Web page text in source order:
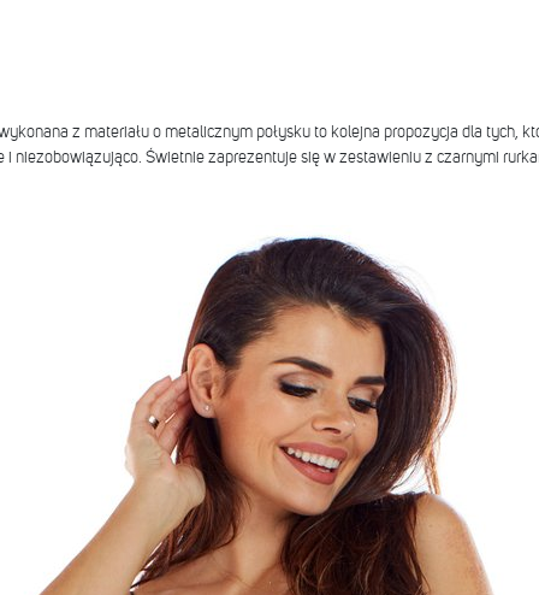
z materiału o metalicznym połysku to kolejna propozycja dla tych,
i niezobowiązująco. Świetnie zaprezentuje się w zestawieniu z czarnymi